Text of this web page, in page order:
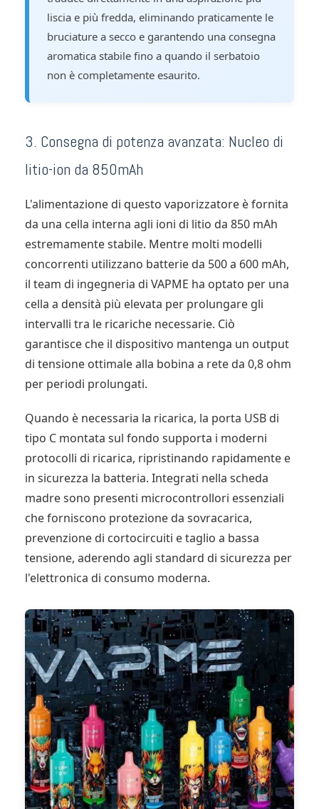
liscia e più fredda, eliminando praticamente le
bruciature a secco e garantendo una consegna
aromatica stabile fino a quando il serbatoio
non è completamente esaurito.
3. Consegna di potenza avanzata: Nucleo di
litio-ion da 850mAh
L'alimentazione di questo vaporizzatore è fornita
da una cella interna agli ioni di litio da 850 mAh
estremamente stabile. Mentre molti modelli
concorrenti utilizzano batterie da 500 a 600 mAh,
il team di ingegneria di VAPME ha optato per una
cella a densità più elevata per prolungare gli
intervalli tra le ricariche necessarie. Ciò
garantisce che il dispositivo mantenga un output
di tensione ottimale alla bobina a rete da 0,8 ohm
per periodi prolungati.
Quando è necessaria la ricarica, la porta USB di
tipo C montata sul fondo supporta i moderni
protocolli di ricarica, ripristinando rapidamente e
in sicurezza la batteria. Integrati nella scheda
madre sono presenti microcontrollori essenziali
che forniscono protezione da sovracarica,
prevenzione di cortocircuiti e taglio a bassa
tensione, aderendo agli standard di sicurezza per
l'elettronica di consumo moderna.